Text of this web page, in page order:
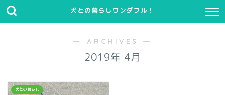
犬との暮らしワンダフル！
― ARCHIVES ―
2019年 4月
犬との暮らし